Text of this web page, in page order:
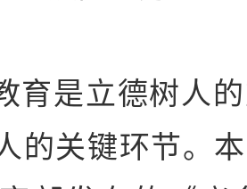
育是立德树人
的关键环节。